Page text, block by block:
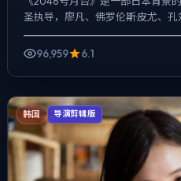
圣执导，廖凡、佛罗伦斯·皮尤、
反而以环境声托情绪，动作戏服务
96,959
6.1
韩国 导演剪辑版